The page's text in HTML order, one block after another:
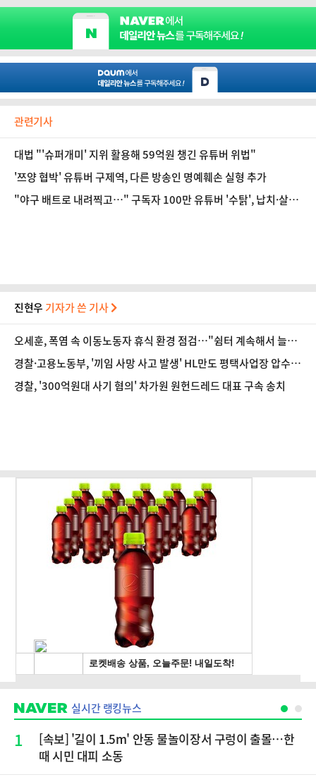
관련기사
대법 "'슈퍼개미' 지위 활용해 59억원 챙긴 유튜버 위법"
'쯔양 협박' 유튜버 구제역, 다른 방송인 명예훼손 실형 추가
"야구 배트로 내려찍고…" 구독자 100만 유튜버 '수탉', 납치·살인
진현우 기자가 쓴 기사
오세훈, 폭염 속 이동노동자 휴식 환경 점검…"쉼터 계속해서 늘려
갈 것"
경찰·고용노동부, '끼임 사망 사고 발생' HL만도 평택사업장 압수
수색
경찰, '300억원대 사기 혐의' 차가원 원헌드레드 대표 구속 송치
실시간 랭킹뉴스
1
[속보] '길이 1.5m' 안동 물놀이장서 구렁이 출몰…한
때 시민 대피 소동